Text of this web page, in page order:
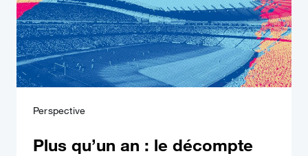
Perspective
Plus qu’un an : le décompte